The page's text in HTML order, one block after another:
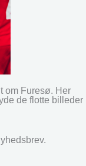
om Furesø. Her
de flotte billeder